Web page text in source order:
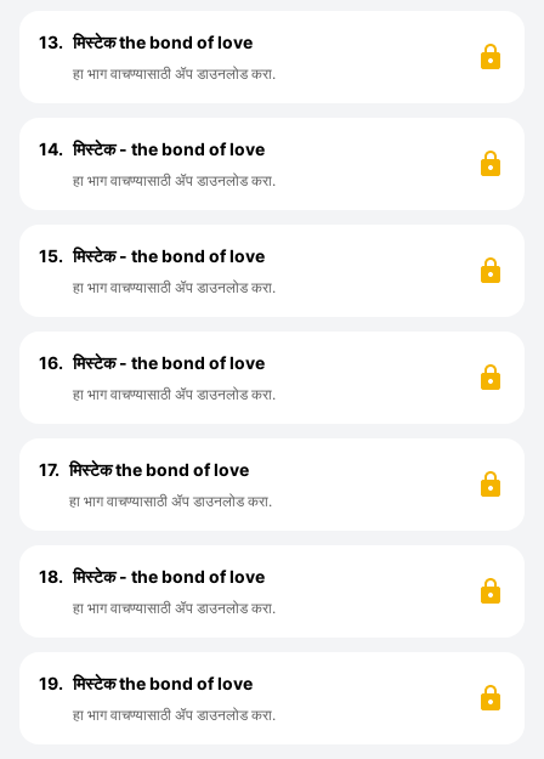
13. मिस्टेक the bond of love
हा भाग वाचण्यासाठी ॲप डाउनलोड करा.
14. मिस्टेक - the bond of love
हा भाग वाचण्यासाठी ॲप डाउनलोड करा.
15. मिस्टेक - the bond of love
हा भाग वाचण्यासाठी ॲप डाउनलोड करा.
16. मिस्टेक - the bond of love
हा भाग वाचण्यासाठी ॲप डाउनलोड करा.
17. मिस्टेक the bond of love
हा भाग वाचण्यासाठी ॲप डाउनलोड करा.
18. मिस्टेक - the bond of love
हा भाग वाचण्यासाठी ॲप डाउनलोड करा.
19. मिस्टेक the bond of love
हा भाग वाचण्यासाठी ॲप डाउनलोड करा.